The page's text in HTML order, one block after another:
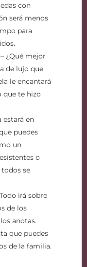
con
será menos
para
– ¿Qué mejor
de lujo que
le encantará
que te hizo
estará en
puedes
un
o
todos se
irá sobre
de los
anotas.
que puedes
de la familia.